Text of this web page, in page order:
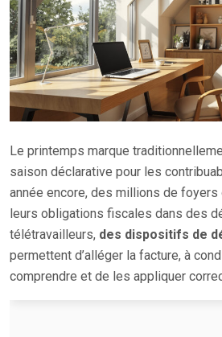
Le printemps marque
saison déclarative pour les
année encore, des millions de foyers
leurs obligations fiscales dans des
télétravailleurs, des dispositifs de
permettent d’alléger la facture, à
comprendre et de les appliquer